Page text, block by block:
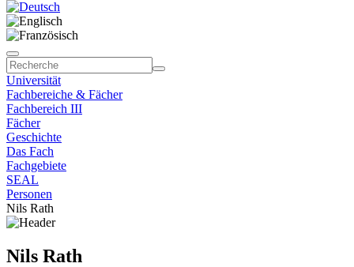
Universität
Fachbereiche & Fächer
Fachbereich III
Fächer
Geschichte
Das Fach
Fachgebiete
SEAL
Personen
Nils Rath
Nils Rath